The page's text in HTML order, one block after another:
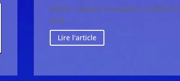
Article : Osmose Consultants a nettoyé la
forêt
Lire l'article